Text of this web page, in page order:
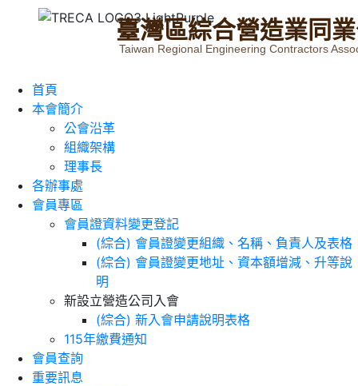
臺灣區綜合營造業同業
Taiwan Regional Engineering Contractors
首頁
本會簡介
公會沿革
組織架構
理事長
各辦事處
會員專區
會員證資料變更登記
(綜合) 會員證變更組織、名稱、負責人及表格
(綜合) 會員證變更地址、資本額增減、升等說
明
新設立營造公司入會
(綜合) 新入會申請說明表格
115年繳費通知
會員查詢
重要訊息